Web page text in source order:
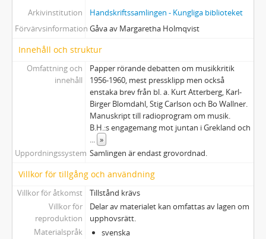
Arkivinstitution
Handskriftssamlingen - Kungliga biblioteket
Förvärvsinformation Gåva av Margaretha Holmqvist
Innehåll och struktur
Omfattning och
innehåll
Papper rörande debatten om musikkritik
1956-1960, mest pressklipp men också
enstaka brev från bl. a. Kurt Atterberg, Karl-
Birger Blomdahl, Stig Carlson och Bo Wallner.
Manuskript till radioprogram om musik.
B.H.:s engagemang mot juntan i Grekland och
... »
Uppordningssystem Samlingen är endast grovordnad.
Villkor för tillgång och användning
Villkor för åtkomst
Tillstånd krävs
Villkor för
reproduktion
Delar av materialet kan omfattas av lagen om
upphovsrätt.
Materialspråk
svenska